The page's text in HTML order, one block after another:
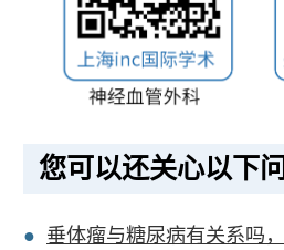
您可以还关心以下问
垂体瘤与糖尿病有关系吗，垂